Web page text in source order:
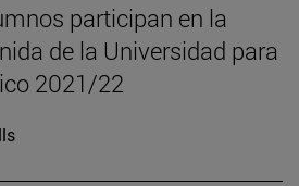
participan en la
de la Universidad para
2021/22